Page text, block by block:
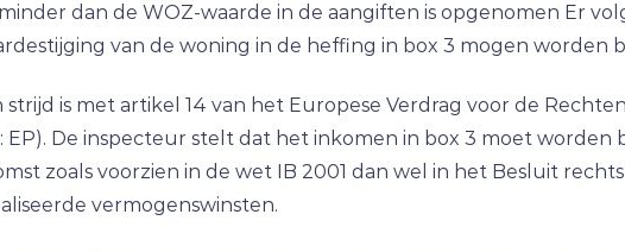
dan de WOZ-waarde in de aangiften is opgenomen Er
van de woning in de heffing in box 3 mogen worden
is met artikel 14 van het Europese Verdrag voor de
EP). De inspecteur stelt dat het inkomen in box 3 moet worden
zoals voorzien in de wet IB 2001 dan wel in het Besluit
vermogenswinsten.